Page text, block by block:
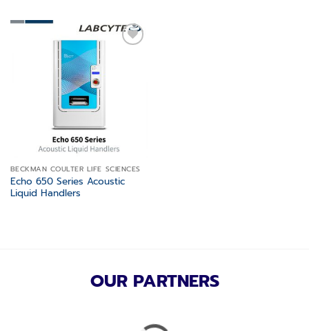
BECKMAN COULTER LIFE SCIENCES
Echo 650 Series Acoustic
Liquid Handlers
OUR PARTNERS